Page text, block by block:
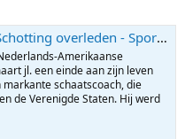
overleden - Sportgeschiedenis
Amerikaanse
jl. een einde aan zijn leven
schaatscoach, die
de Verenigde Staten. Hij werd